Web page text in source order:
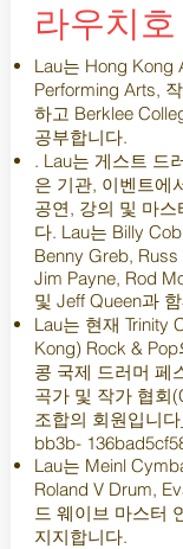
라우치호
Lau는 Hong Kong
Performing Arts,
하고 Berklee
공부합니다.
. Lau는 게스트 드
은 기관, 이벤트에
공연, 강의 및 마
다. Lau는 Billy
Benny Greb, Russ
Jim Payne, Rod
및 Jeff Queen과
Lau는 현재 Trinity
Kong) Rock &
콩 국제 드러머 페
곡가 및 작가 협회
조합의 회원입니
bb3b-
Lau는 Meinl
Roland V Drum,
드 웨이브 마스터
지지합니다.